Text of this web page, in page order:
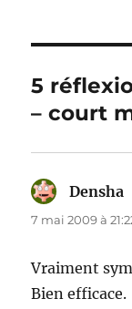
5
– court
Densha
7 mai 2009 à
Vraiment
Bien efficace.